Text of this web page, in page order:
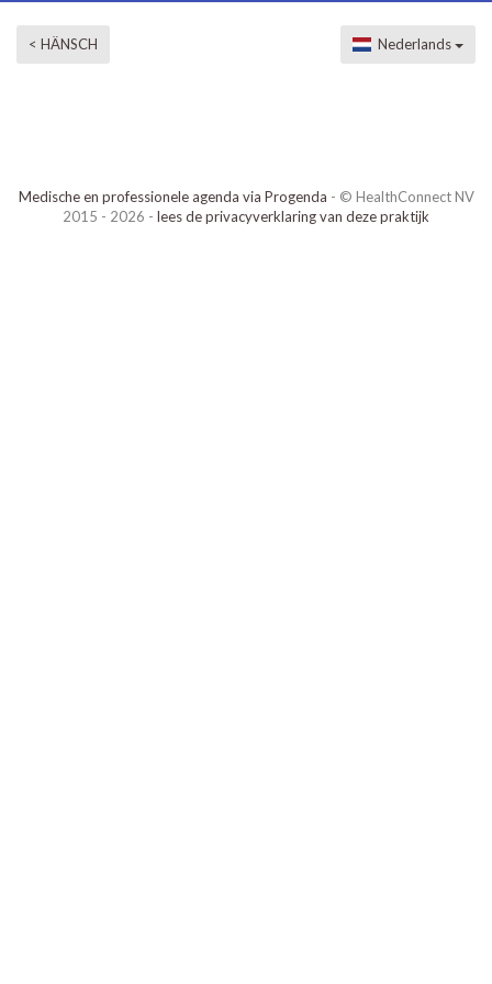
< HÄNSCH Nederlands
Medische en professionele agenda via Progenda - © HealthConnect NV
2015 - 2026 - lees de privacyverklaring van deze praktijk